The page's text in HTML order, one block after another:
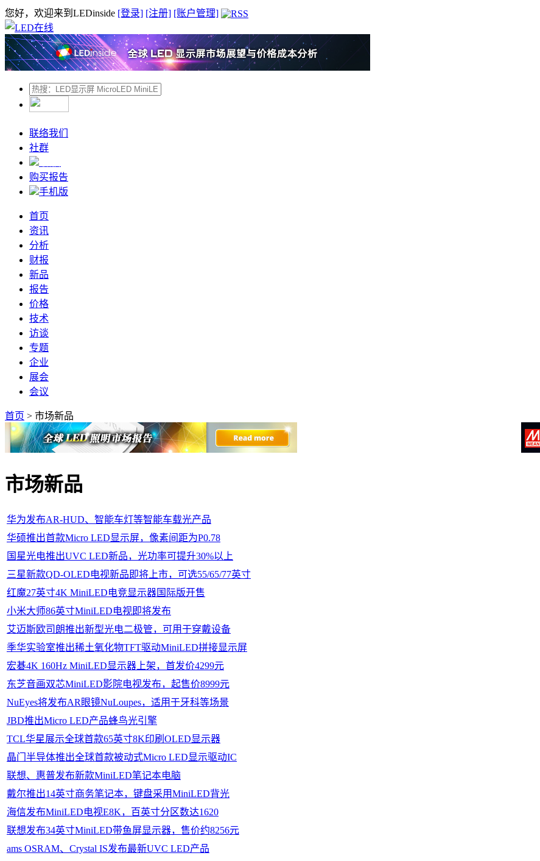
您好，欢迎来到LEDinside [登录] [注册] [账户管理]
联络我们
社群
购买报告
手机版
首页
资讯
分析
财报
新品
报告
价格
技术
访谈
专题
企业
展会
会议
首页 > 市场新品
市场新品
华为发布AR-HUD、智能车灯等智能车载光产品
华硕推出首款Micro LED显示屏，像素间距为P0.78
国星光电推出UVC LED新品，光功率可提升30%以上
三星新款QD-OLED电视新品即将上市，可选55/65/77英寸
红魔27英寸4K MiniLED电竞显示器国际版开售
小米大师86英寸MiniLED电视即将发布
艾迈斯欧司朗推出新型光电二极管，可用于穿戴设备
季华实验室推出稀土氧化物TFT驱动MiniLED拼接显示屏
宏碁4K 160Hz MiniLED显示器上架，首发价4299元
东芝音画双芯MiniLED影院电视发布，起售价8999元
NuEyes将发布AR眼镜NuLoupes，适用于牙科等场景
JBD推出Micro LED产品蜂鸟光引擎
TCL华星展示全球首款65英寸8K印刷OLED显示器
晶门半导体推出全球首款被动式Micro LED显示驱动IC
联想、惠普发布新款MiniLED笔记本电脑
戴尔推出14英寸商务笔记本，键盘采用MiniLED背光
海信发布MiniLED电视E8K，百英寸分区数达1620
联想发布34英寸MiniLED带鱼屏显示器，售价约8256元
ams OSRAM、Crystal IS发布最新UVC LED产品